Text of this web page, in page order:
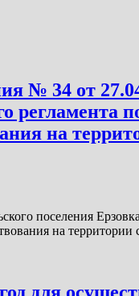
№ 34 от
регламента
на
поселения
на территории
для